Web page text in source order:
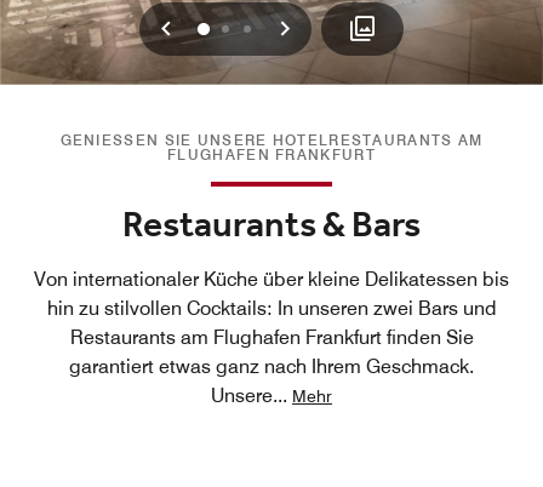
Vorherige
012 Weiter
GENIESSEN SIE UNSERE HOTELRESTAURANTS AM F
LUGHAFEN FRANKFURT
Restaurants & Bars
Von internationaler Küche über kleine Delikatessen bis
hin zu stilvollen Cocktails: In unseren zwei Bars und
Restaurants am Flughafen Frankfurt finden Sie
garantiert etwas ganz nach Ihrem Geschmack.
Unsere... Mehr